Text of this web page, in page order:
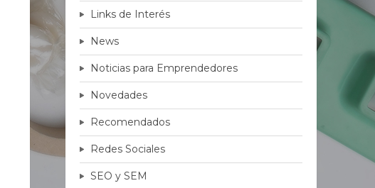
Links de Interés
News
Noticias para Emprendedores
Novedades
Recomendados
Redes Sociales
SEO y SEM